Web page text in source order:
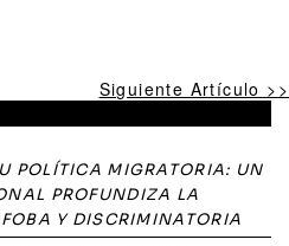
Siguiente Artículo >>
POLÍTICA MIGRATORIA: UN
PROFUNDIZA LA
Y DISCRIMINATORIA